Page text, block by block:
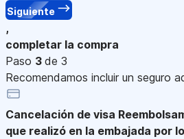
Siguiente
,
completar la compra
Paso 3 de 3
Recomendamos incluir un seguro
Cancelación de visa
que realizó en la embajada por